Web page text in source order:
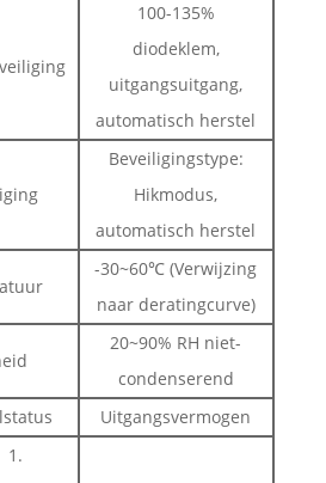
100-135%
diodeklem,
uitgangsuitgang,
automatisch herstel
Beveiligingstype:
Hikmodus,
automatisch herstel
-30~60℃ (Verwijzing
naar deratingcurve)
20~90% RH niet-
condenserend
Uitgangsvermogen
1.